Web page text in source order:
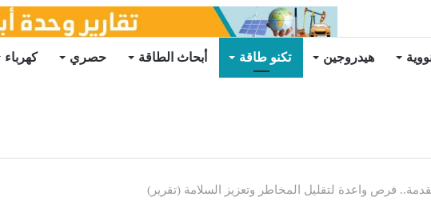
هيدروجين تكنو طاقة أبحاث الطاقة حصري كهرباء
فرص واعدة لتقليل المخاطر وتعزيز السلامة (تقرير)